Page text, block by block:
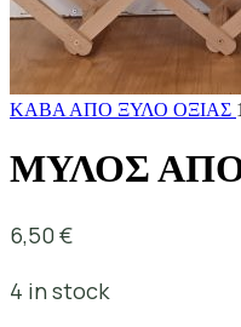
ΚΑΒΑ ΑΠΟ ΞΥΛΟ ΟΞΙΑΣ
ΜΥΛΟΣ
6,50 €
4 in stock